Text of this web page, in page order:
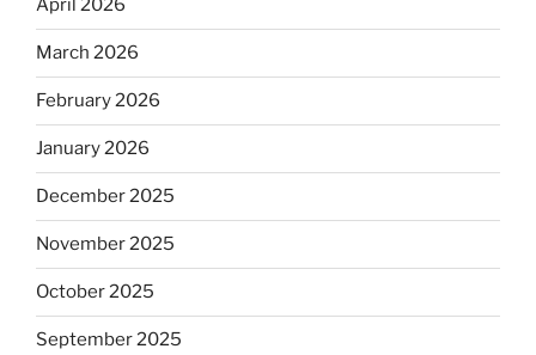
April 2026
March 2026
February 2026
January 2026
December 2025
November 2025
October 2025
September 2025